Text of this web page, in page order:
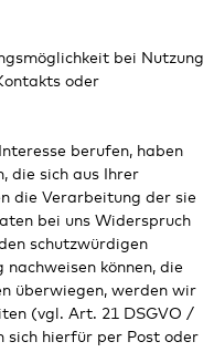
bei Nutzung
oder
berufen, haben
die sich aus Ihrer
die Verarbeitung der sie
bei uns Widerspruch
schutzwürdigen
können, die
überwiegen, werden wir
(vgl. Art. 21 DSGVO /
sich hierfür per Post oder